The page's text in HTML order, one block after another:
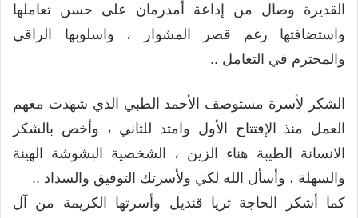
القديرة وصال من إذاعة أمدرمان على حسن تعاملها
واستضافتها رغم قصر المشوار ، واسلوبها الراقي
والمحترم في التعامل ..
الشكر لأسرة مستوصف الأحمد الطبي الذي شهدت معهم
العمل منذ الإفتتاح الأول وامتد للثاني ، وأخص بالشكر
الانسانة الطيبة هناء الزين ، الشخصية البشوشة الهينة
والسهلة ، وأسأل الله لكي ولأسرتك التوفيق والسداد ..
كما أشكر الحاجة ثريا قنديل وأسرتها الكريمة من آل